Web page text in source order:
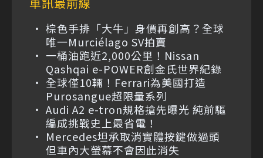
棕色手排「大牛」身價再創高？全球
唯一Murciélago SV拍賣
一桶油跑近2,000公里！Nissan
Qashqai e-POWER創金氏世界紀錄
全球僅10輛！Ferrari為美國打造
Purosangue超限量系列
Audi A2 e-tron規格搶先曝光 純前驅
編成挑戰史上最省電！
Mercedes坦承取消實體按鍵做過頭
但車內大螢幕不會因此消失